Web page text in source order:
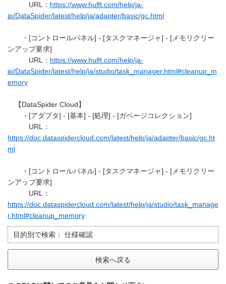
URL： https://www.hulft.com/help/ja-
jp/DataSpider/latest/help/ja/adapter/basic/gc.html
・[コントロールパネル] - [タスクマネージャ] - [メモリクリー
ンアップ要求]
URL： https://www.hulft.com/help/ja-
jp/DataSpider/latest/help/ja/studio/task_manager.html#cleanup_m
emory
【DataSpider Cloud】
・[アダプタ] - [基本] - [処理] - [ガベージコレクション]
URL：
https://doc.dataspidercloud.com/latest/help/ja/adapter/basic/gc.ht
ml
・[コントロールパネル] - [タスクマネージャ] - [メモリクリー
ンアップ要求]
URL：
https://doc.dataspidercloud.com/latest/help/ja/studio/task_manage
r.html#cleanup_memory
目的別で検索： 仕様確認
検索へ戻る